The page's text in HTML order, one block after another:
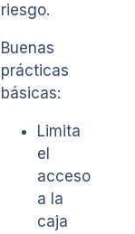
riesgo.
Buenas
prácticas
básicas:
Limita
el
acceso
a la
caja